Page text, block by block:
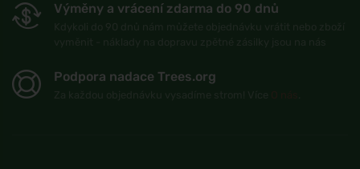
Výměny a vrácení zdarma do 90 dnů
Podpora nadace Trees.org